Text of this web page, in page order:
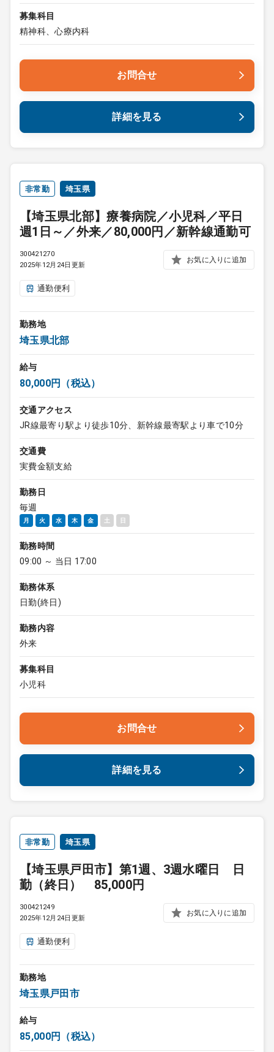
募集科目
精神科、心療内科
お問合せ
詳細を見る
非常勤 埼玉県
【埼玉県北部】療養病院／小児科／平日
週1日～／外来／80,000円／新幹線通勤可
300421270
2025年12月24日更新
お気に入りに追加
通勤便利
勤務地
埼玉県北部
給与
80,000円（税込）
交通アクセス
JR線最寄り駅より徒歩10分、新幹線最寄駅より車で10分
交通費
実費金額支給
勤務日
毎週
月 火 水 木 金 土 日
勤務時間
09:00 ～ 当日 17:00
勤務体系
日勤(終日)
勤務内容
外来
募集科目
小児科
お問合せ
詳細を見る
非常勤 埼玉県
【埼玉県戸田市】第1週、3週水曜日 日
勤（終日） 85,000円
300421249
2025年12月24日更新
お気に入りに追加
通勤便利
勤務地
埼玉県戸田市
給与
85,000円（税込）